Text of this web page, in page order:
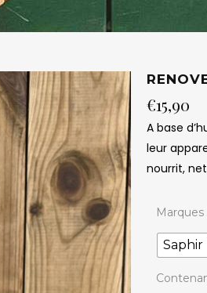
€15,90
A base
leur
nourrit,
Marques
Saphir